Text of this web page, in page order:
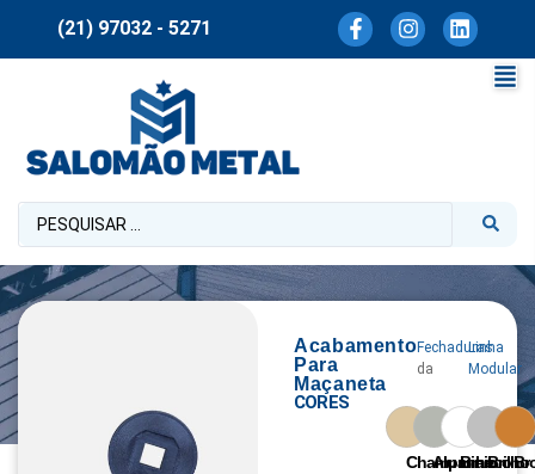
(21) 97032 - 5271
Acabamento
Para
Maçaneta
Fechaduras
da
Linha
Modular
CORES
Champanhe
Aluminio
Branco
Brilho